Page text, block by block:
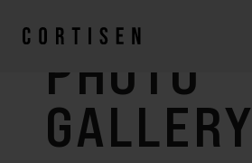
PHOTO
GALLERY